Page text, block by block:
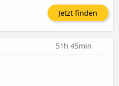
Jetzt finden
51h 45min